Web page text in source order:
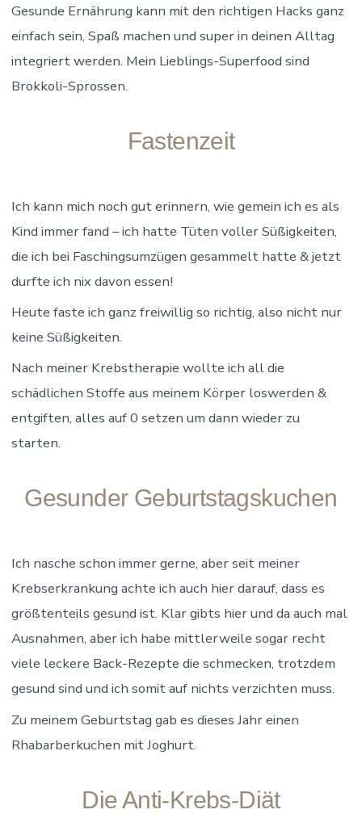
Gesunde Ernährung kann mit den richtigen Hacks ganz
einfach sein, Spaß machen und super in deinen Alltag
integriert werden. Mein Lieblings-Superfood sind
Brokkoli-Sprossen.
Fastenzeit
Ich kann mich noch gut erinnern, wie gemein ich es als
Kind immer fand – ich hatte Tüten voller Süßigkeiten,
die ich bei Faschingsumzügen gesammelt hatte & jetzt
durfte ich nix davon essen!
Heute faste ich ganz freiwillig so richtig, also nicht nur
keine Süßigkeiten.
Nach meiner Krebstherapie wollte ich all die
schädlichen Stoffe aus meinem Körper loswerden &
entgiften, alles auf 0 setzen um dann wieder zu
starten.
Gesunder Geburtstagskuchen
Ich nasche schon immer gerne, aber seit meiner
Krebserkrankung achte ich auch hier darauf, dass es
größtenteils gesund ist. Klar gibts hier und da auch mal
Ausnahmen, aber ich habe mittlerweile sogar recht
viele leckere Back-Rezepte die schmecken, trotzdem
gesund sind und ich somit auf nichts verzichten muss.
Zu meinem Geburtstag gab es dieses Jahr einen
Rhabarberkuchen mit Joghurt.
Die Anti-Krebs-Diät